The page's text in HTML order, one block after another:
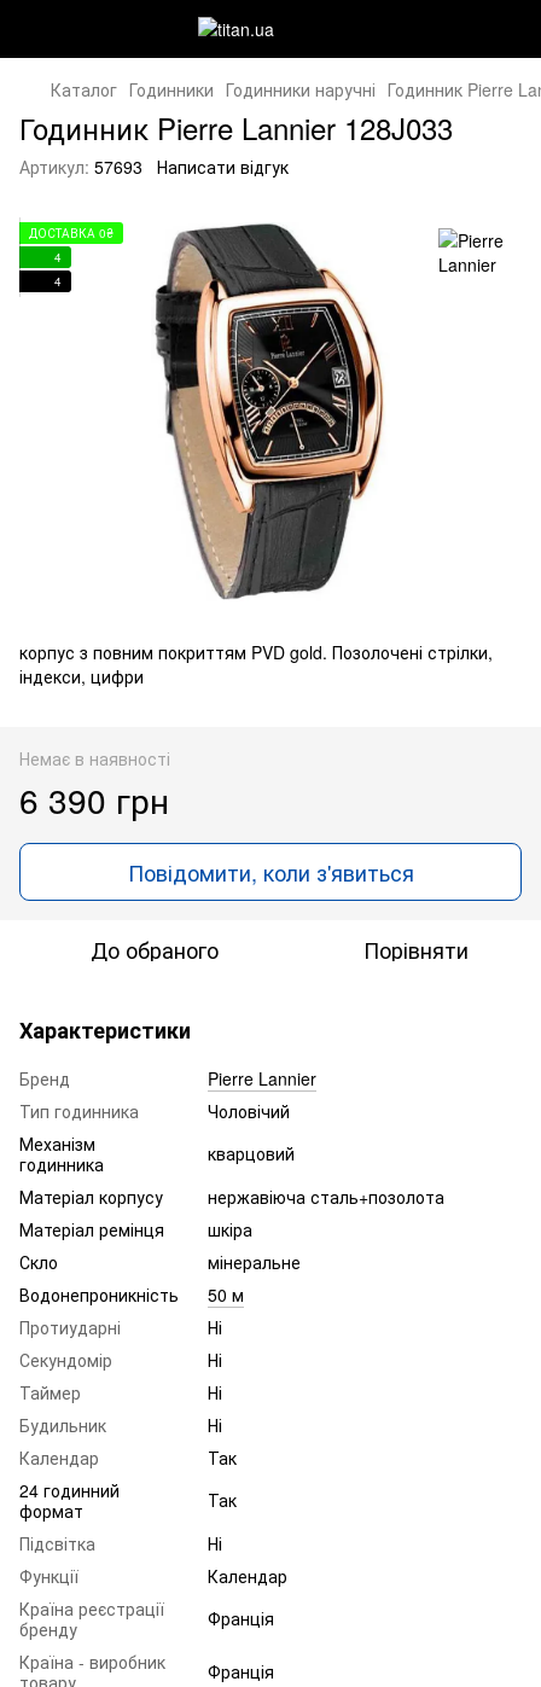
Каталог Годинники Годинники наручні Годинник Pierre
Годинник Pierre Lannier 128J033
Артикул: 57693 Написати відгук
ДОСТАВКА 0₴
4
4
корпус з повним покриттям PVD gold. Позолочені стрілки,
індекси, цифри
Немає в наявності
6 390 грн
Повідомити, коли з'явиться
До обраного Порівняти
Характеристики
Бренд
Pierre Lannier
Тип годинника
Чоловічий
Механізм
годинника
кварцовий
Матеріал корпусу
нержавіюча сталь+позолота
Матеріал ремінця
шкіра
Скло
мінеральне
Водонепроникність
50 м
Протиударні
Ні
Секундомір
Ні
Таймер
Ні
Будильник
Ні
Календар
Так
24 годинний
формат
Так
Підсвітка
Ні
Функції
Календар
Країна реєстрації
бренду
Франція
Країна - виробник
товару
Франція